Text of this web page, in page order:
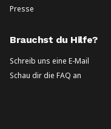
Presse
Brauchst du Hilfe?
Schreib uns eine E-Mail
Schau dir die FAQ an